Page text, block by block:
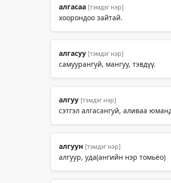
алгасаа [тэмдэг нэр]
хоорондоо зайтай.
алгасуу [тэмдэг нэр]
самуурангуй, мангуу, тэвдүү.
алгуу [тэмдэг нэр]
сэтгэл алгасангуй, аливаа
алгуун [тэмдэг нэр]
алгуур, уда(ангийн нэр томьёо)